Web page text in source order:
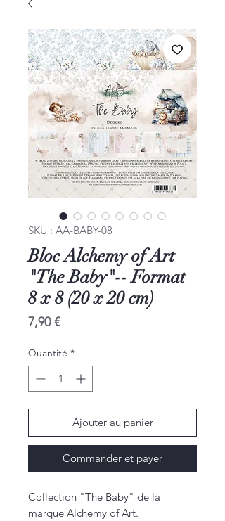
SKU : AA-BABY-08
Bloc Alchemy of Art
"The Baby"-- Format
8 x 8 (20 x 20 cm)
7,90 €Prix
Quantité *
Ajouter au panier
Commander et payer
Collection "The Baby" de la
marque Alchemy of Art.